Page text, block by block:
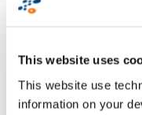
This website uses
This website use
information on your
solutions de
traçabilité
répondre